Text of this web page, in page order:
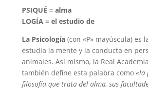
PSIQUÉ = alma
LOGÍA = el estudio de
La Psicología(con «P» mayúscula) es
estudia la mente y la conducta en
animales. Así mismo, la Real
también define esta palabra como «la
filosofía que trata del alma, sus